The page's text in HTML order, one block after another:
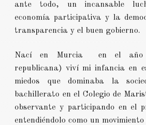
ante todo, un incansable
economía participativa y la
transparencia y el buen gobierno.
Nací en Murcia en el año
republicana) viví mi infancia en
miedos que dominaba la
bachillerato en el Colegio de
observante y participando en el
entendiéndolo como un